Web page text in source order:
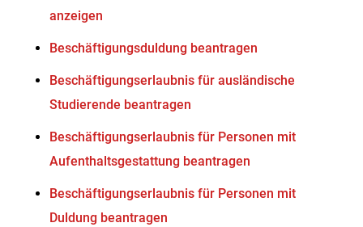
anzeigen
Beschäftigungsduldung beantragen
Beschäftigungserlaubnis für ausländische
Studierende beantragen
Beschäftigungserlaubnis für Personen mit
Aufenthaltsgestattung beantragen
Beschäftigungserlaubnis für Personen mit
Duldung beantragen